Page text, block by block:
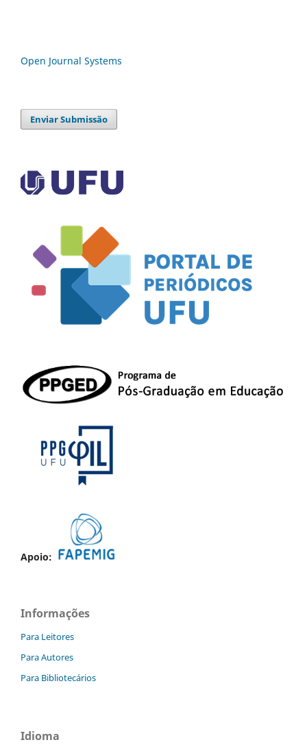
Open Journal Systems
Enviar Submissão
Apoio:
Informações
Para Leitores
Para Autores
Para Bibliotecários
Idioma